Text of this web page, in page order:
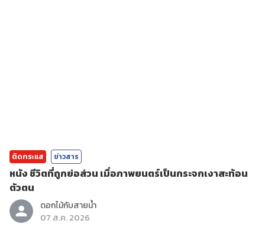
ติดกระแส ข่าวสาร
หนัง ชีวิตที่ถูกย่อส่วน เมื่อภาพยนตร์เป็นกระจกเงาสะท้อน
ตัวตน
ดอกไม้กับสายน้ำ
07 ส.ค. 2026